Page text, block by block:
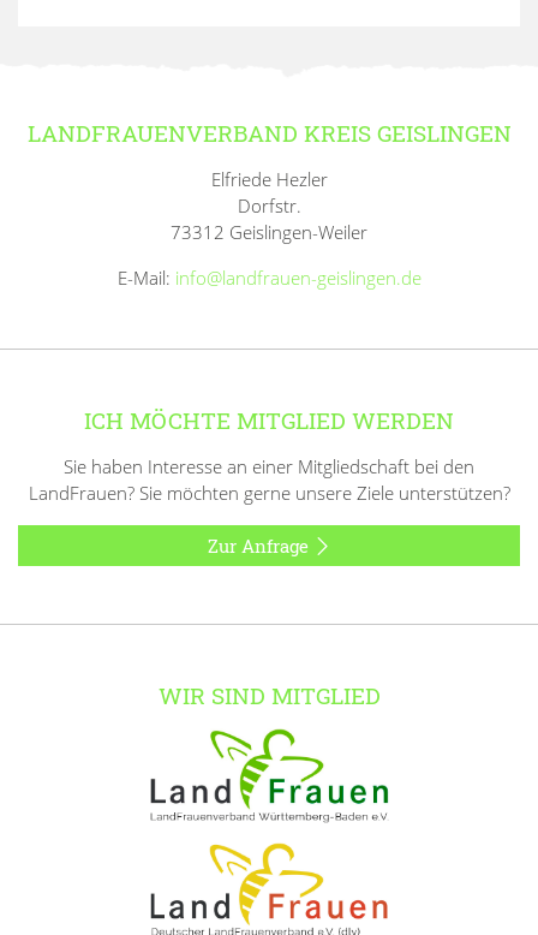
LANDFRAUENVERBAND KREIS GEISLINGEN
Elfriede Hezler
Dorfstr.
73312 Geislingen-Weiler
E-Mail: info@landfrauen-geislingen.de
ICH MÖCHTE MITGLIED WERDEN
Sie haben Interesse an einer Mitgliedschaft bei den
LandFrauen? Sie möchten gerne unsere Ziele unterstützen?
Zur Anfrage
WIR SIND MITGLIED